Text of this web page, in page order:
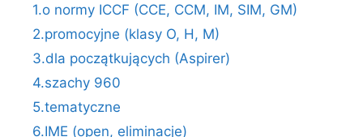
1.o normy ICCF (CCE, CCM, IM, SIM, GM)
2.promocyjne (klasy O, H, M)
3.dla początkujących (Aspirer)
4.szachy 960
5.tematyczne
6.IME (open, eliminacje)